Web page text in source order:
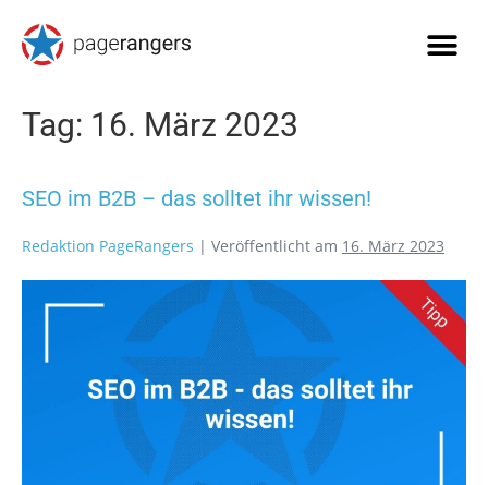
Tag: 16. März 2023
SEO im B2B – das solltet ihr wissen!
Redaktion PageRangers | Veröffentlicht am 16. März 2023